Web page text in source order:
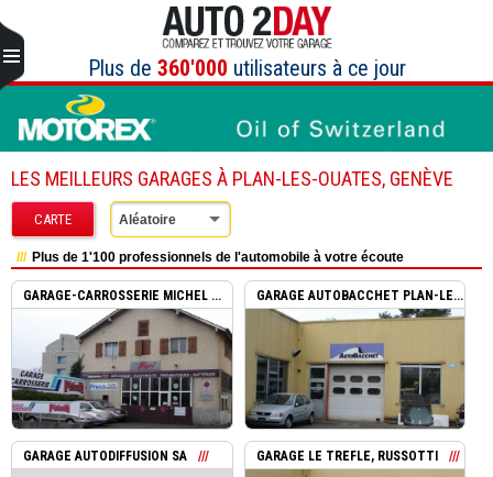
au
contenu
Plus de 360'000 utilisateurs à ce jour
LES MEILLEURS GARAGES À PLAN-LES-OUATES, GENÈVE
CARTE Aléatoire
Plus de 1'100 professionnels de l'automobile à votre écoute
GARAGE-CARROSSERIE MICHEL ... GARAGE AUTOBACCHET PLAN-LE...
GARAGE AUTODIFFUSION SA GARAGE LE TREFLE, RUSSOTTI